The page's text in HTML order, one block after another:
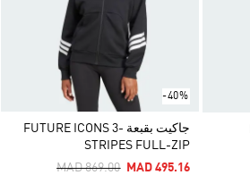
-40%
جاكيت بقبعة FUTURE ICONS 3-
STRIPES FULL-ZIP
Price Reduced From
MAD 869.00ToMAD 495.16